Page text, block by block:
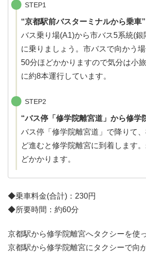
STEP1
“京都駅前バスターミナルから乗車”
バス乗り場(A1)から市バス5系統(
に乗りましょう。市バスで向かう
50分ほどかかりますので気分は小
に約8本運行しています。
STEP2
“バス停「修学院離宮道」から修学
バス停「修学院離宮道」で降りて
ど進むと修学院離宮に到着します
どかかります。
◆乗車料金(合計)：230円
◆所要時間：約60分
京都駅から修学院離宮へタクシーを使
京都駅から修学院離宮にタクシーで向